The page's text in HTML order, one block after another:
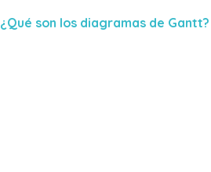
¿Qué son los diagramas de Gantt?